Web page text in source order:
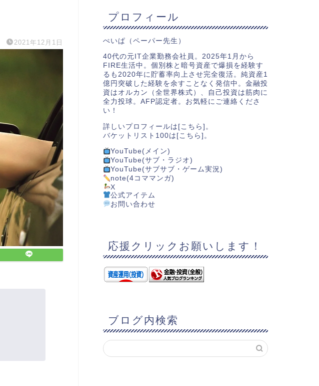
2021年12月1日
プロフィール
ぺいぱ（ペーパー先生）
40代の元IT企業勤務会社員。2025年1月から
FIRE生活中。個別株と暗号資産で爆損を経験す
るも2020年に貯蓄率向上させ完全復活。純資産1
億円突破した経験を余すことなく発信中。金融投
資はオルカン（全世界株式）、自己投資は筋肉に
全力投球。AFP認定者。お気軽にご連絡くださ
い！
詳しいプロフィールは[ こちら ]。
バケットリスト100は[ こちら ]。
YouTube(メイン)
YouTube(サブ・ラジオ)
YouTube(サブサブ・ゲーム実況)
note(4コママンガ)
X
公式アイテム
お問い合わせ
応援クリックお願いします！
ブログ内検索